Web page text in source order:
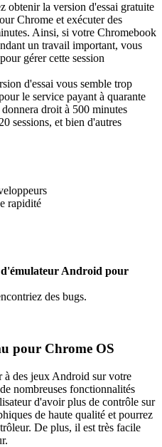
obtenir la version d'essai gratuite
Chrome et exécuter des
Ainsi, si votre Chromebook
un travail important, vous
gérer cette session
d'essai vous semble trop
le service payant à quarante
droit à 500 minutes
sessions, et bien d'autres
rapidité
d'émulateur Android pour
des bugs.
pour Chrome OS
des jeux Android sur votre
nombreuses fonctionnalités
d'avoir plus de contrôle sur
de haute qualité et pourrez
De plus, il est très facile